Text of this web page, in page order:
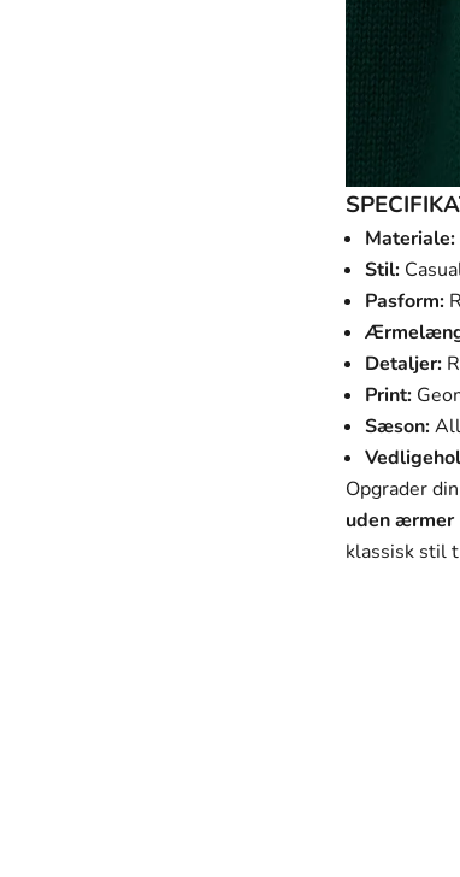
Materiale:
Stil:
Pasform:
Detaljer:
Print:
Sæson:
Opgrader
uden ærmer
klassisk stil